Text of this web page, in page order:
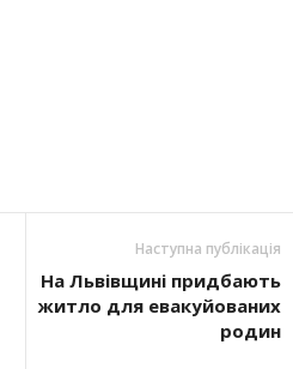
Наступна публікація
На Львівщині придбають
житло для евакуйованих
родин